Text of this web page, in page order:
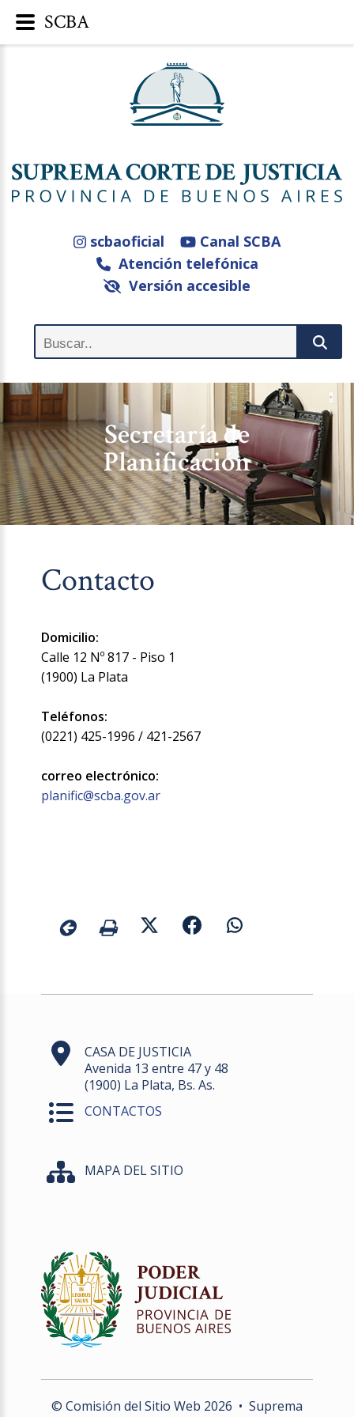
scbaoficial
Canal SCBA
Atención telefónica
Versión accesible
Secretaría de
Planificación
Contacto
Domicilio:
Calle 12 Nº 817 - Piso 1
(1900) La Plata
Teléfonos:
(0221) 425-1996 / 421-2567
correo electrónico:
planific@scba.gov.ar
CASA DE JUSTICIA
Avenida 13 entre 47 y 48
(1900) La Plata, Bs. As.
CONTACTOS
MAPA DEL SITIO
© Comisión del Sitio Web 2026 • Suprema
SCBA